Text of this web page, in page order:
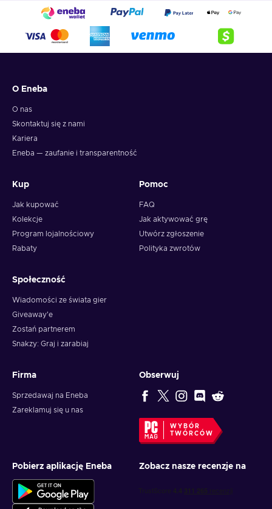
O Eneba
O nas
Skontaktuj się z nami
Kariera
Eneba — zaufanie i transparentność
Kup
Jak kupować
Kolekcje
Program lojalnościowy
Rabaty
Pomoc
FAQ
Jak aktywować grę
Utwórz zgłoszenie
Polityka zwrotów
Społeczność
Wiadomości ze świata gier
Giveaway'e
Zostań partnerem
Snakzy: Graj i zarabiaj
Firma
Sprzedawaj na Eneba
Zareklamuj się u nas
Obserwuj
WYBÓR
TWÓRCÓW
Pobierz aplikację Eneba Zobacz nasze recenzje na